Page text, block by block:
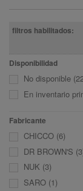
filtros habilitados:
Disponibilidad
No disponible
En inventario
Fabricante
CHICCO (6)
DR BROWN'S
NUK (3)
SARO (1)